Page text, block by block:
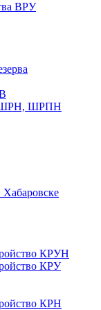
ВРУ
ШРН, ШРПН
КРУН
КРУ
КРН